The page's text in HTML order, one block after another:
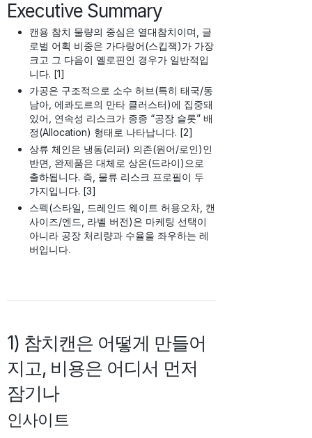
Executive Summary
캔용 참치 물량의 중심은 열대참치이며, 글
로벌 어획 비중은 가다랑어(스킵잭)가 가장
크고 그 다음이 옐로핀인 경우가 일반적입
니다. [1]
가공은 구조적으로 소수 허브(특히 태국/동
남아, 에콰도르의 만타 클러스터)에 집중돼
있어, 연속성 리스크가 종종 “공장 슬롯” 배
정(Allocation) 형태로 나타납니다. [2]
상류 체인은 냉동(리퍼) 의존(원어/로인)인
반면, 완제품은 대체로 상온(드라이)으로
출하됩니다. 즉, 물류 리스크 프로필이 두
가지입니다. [3]
스펙(스타일, 드레인드 웨이트 허용오차, 캔
사이즈/엔드, 라벨 버전)은 마케팅 선택이
아니라 공장 처리량과 수율을 좌우하는 레
버입니다.
1) 참치캔은 어떻게 만들어
지고, 비용은 어디서 먼저
잠기나
인사이트